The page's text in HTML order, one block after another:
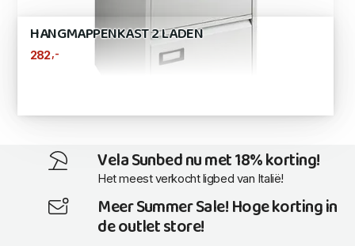
HANGMAPPENKAST 2 LADEN
282,-
Vela Sunbed nu met 18% korting!
Het meest verkocht ligbed van Italië!
Meer Summer Sale! Hoge korting in
de outlet store!